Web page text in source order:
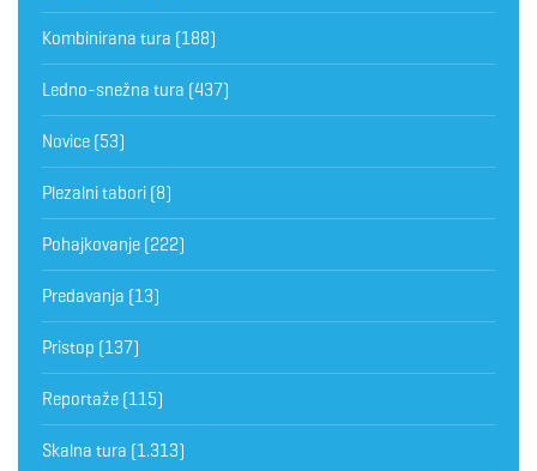
Kombinirana tura (188)
Ledno-snežna tura (437)
Novice (53)
Plezalni tabori (8)
Pohajkovanje (222)
Predavanja (13)
Pristop (137)
Reportaže (115)
Skalna tura (1.313)